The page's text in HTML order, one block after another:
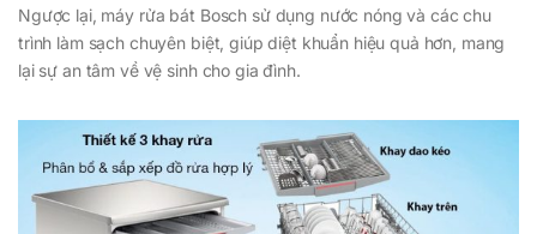
Ngược lại, máy rửa bát Bosch sử dụng nước nóng và các chu
trình làm sạch chuyên biệt, giúp diệt khuẩn hiệu quả hơn, mang
lại sự an tâm về vệ sinh cho gia đình.